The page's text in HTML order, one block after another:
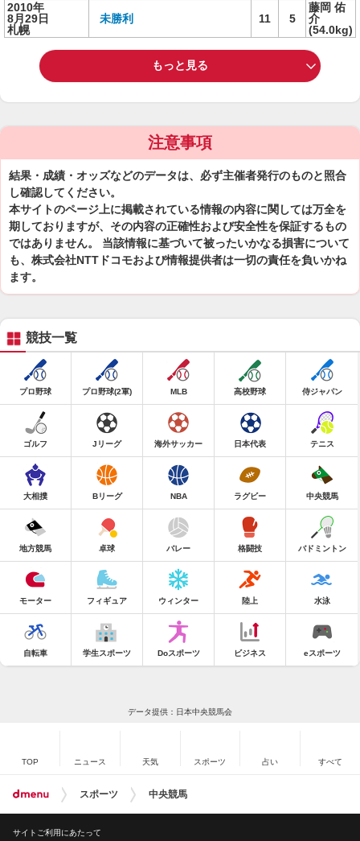
2010年
8月29日
札幌
未勝利 11 5
藤岡 佑
介
(54.0kg)
もっと見る
注意事項
結果・成績・オッズなどのデータは、必ず主催者発行のものと照合
し確認してください。
本サイトのページ上に掲載されている情報の内容に関しては万全を
期しておりますが、その内容の正確性および安全性を保証するもの
ではありません。 当該情報に基づいて被ったいかなる損害について
も、株式会社NTTドコモおよび情報提供者は一切の責任を負いかね
ます。
競技一覧
プロ野球 プロ野球(2軍) MLB 高校野球 侍ジャパン
ゴルフ Jリーグ 海外サッカー 日本代表 テニス
大相撲 Bリーグ NBA ラグビー 中央競馬
地方競馬 卓球 バレー 格闘技 バドミントン
モーター フィギュア ウィンター 陸上 水泳
自転車 学生スポーツ Doスポーツ ビジネス eスポーツ
データ提供：日本中央競馬会
TOP ニュース 天気 スポーツ 占い すべて
スポーツ 中央競馬
サイトご利用にあたって